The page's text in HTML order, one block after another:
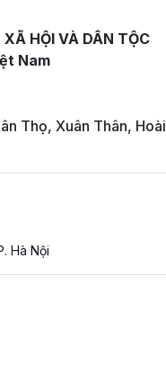
HỘI VÀ DÂN TỘC
Nam
Thọ, Xuân Thân, Hoài
Hà Nội